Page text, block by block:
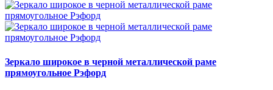
Зеркало широкое в черной металлической раме
прямоугольное Рэфорд